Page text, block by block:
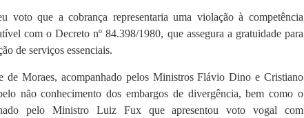
voto que a cobrança representaria uma violação à competência
com o Decreto nº 84.398/1980, que assegura a gratuidade para
de serviços essenciais​.
de Moraes, acompanhado pelos Ministros Flávio Dino e Cristiano
não conhecimento dos embargos de divergência, bem como o
pelo Ministro Luiz Fux que apresentou voto vogal com